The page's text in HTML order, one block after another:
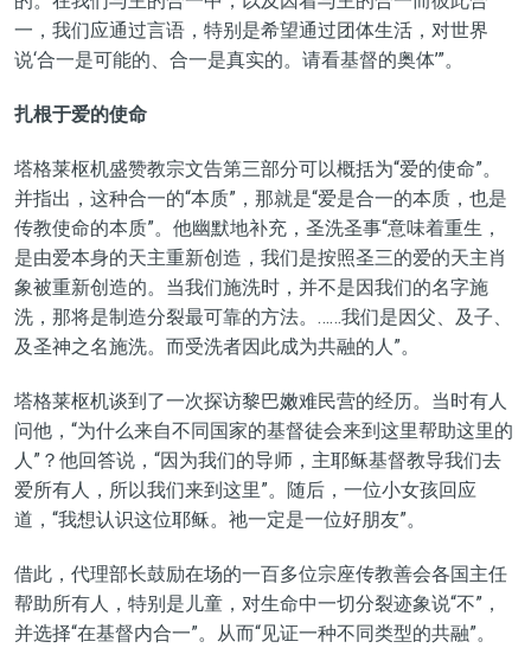
一，我们应通过言语，特别是希望通过团体生活，对世界
说‘合一是可能的、合一是真实的。请看基督的奥体’”。
扎根于爱的使命
塔格莱枢机盛赞教宗文告第三部分可以概括为“爱的使命”。
并指出，这种合一的“本质”，那就是“爱是合一的本质，也是
传教使命的本质”。他幽默地补充，圣洗圣事“意味着重生，
是由爱本身的天主重新创造，我们是按照圣三的爱的天主肖
象被重新创造的。当我们施洗时，并不是因我们的名字施
洗，那将是制造分裂最可靠的方法。……我们是因父、及子、
及圣神之名施洗。而受洗者因此成为共融的人”。
塔格莱枢机谈到了一次探访黎巴嫩难民营的经历。当时有人
问他，“为什么来自不同国家的基督徒会来到这里帮助这里的
人”？他回答说，“因为我们的导师，主耶稣基督教导我们去
爱所有人，所以我们来到这里”。随后，一位小女孩回应
道，“我想认识这位耶稣。祂一定是一位好朋友”。
借此，代理部长鼓励在场的一百多位宗座传教善会各国主任
帮助所有人，特别是儿童，对生命中一切分裂迹象说“不”，
并选择“在基督内合一”。从而“见证一种不同类型的共融”。